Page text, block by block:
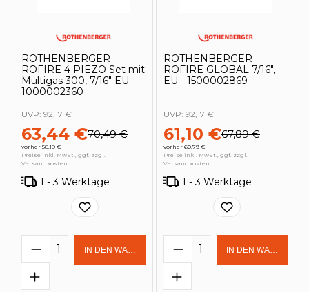
ROTHENBERGER
ROFIRE 4 PIEZO Set mit
Multigas 300, 7/16" EU -
1000002360
63,44 €70,49 €
vorher 58,19 €
UVP: 92,17 €
Preise inkl. MwSt., ggf. zzgl.
Versandkosten
1 - 3 Werktage
Produkt Anzahl: Gib den
IN DEN WARENKORB
ROTHENBERGER
ROFIRE GLOBAL 7/16",
EU - 1500002869
61,10 €67,89 €
vorher 60,79 €
UVP: 92,17 €
Preise inkl. MwSt., ggf. zzgl.
Versandkosten
1 - 3 Werktage
Produkt Anzahl:
IN DEN